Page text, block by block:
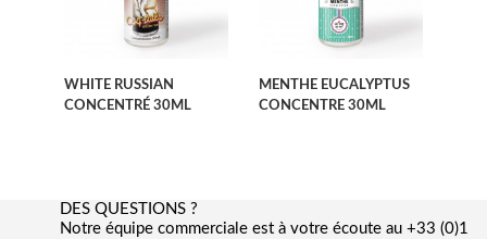
WHITE RUSSIAN
CONCENTRÉ 30ML
MENTHE EUCALYPTUS
CONCENTRE 30ML
DES QUESTIONS ?
Notre équipe commerciale est à votre écoute au +33 (0)1